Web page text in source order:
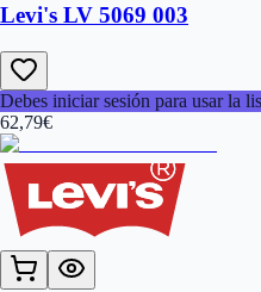
Levi's LV 5069 003
Debes iniciar sesión para usar la
62,79€